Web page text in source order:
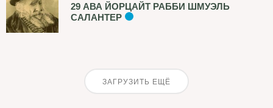
29 АВА ЙОРЦАЙТ РАББИ ШМУЭЛЬ
САЛАНТЕР
ЗАГРУЗИТЬ ЕЩЁ